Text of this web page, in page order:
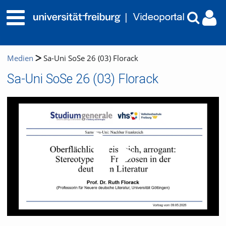
Medien Sa-Uni SoSe 26 (03) Florack
Sa-Uni SoSe 26 (03) Florack